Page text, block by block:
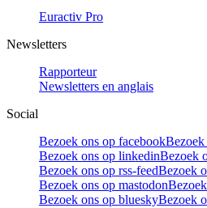
Euractiv Pro
Newsletters
Rapporteur
Newsletters en anglais
Social
Bezoek ons op facebook
Bezoek ons op linkedinBezoek
Bezoek ons op rss-feedBezoek
Bezoek ons op mastodon
Bezoek ons op blueskyBezoek